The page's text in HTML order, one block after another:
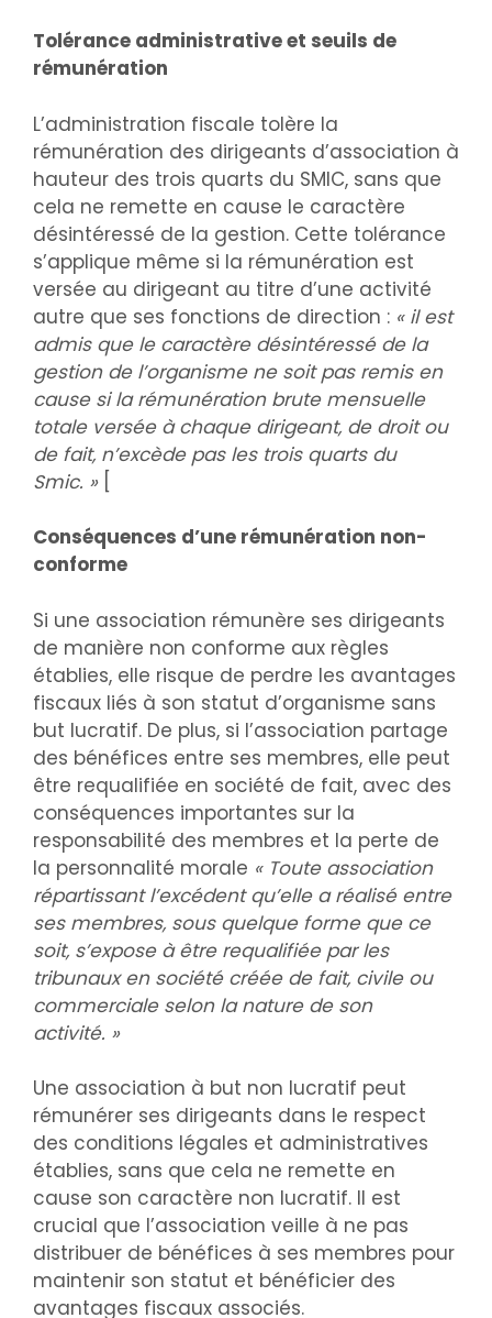
Tolérance administrative et seuils de
rémunération
L’administration fiscale tolère la
rémunération des dirigeants d’association à
hauteur des trois quarts du SMIC, sans que
cela ne remette en cause le caractère
désintéressé de la gestion. Cette tolérance
s’applique même si la rémunération est
versée au dirigeant au titre d’une activité
autre que ses fonctions de direction : « il est
admis que le caractère désintéressé de la
gestion de l’organisme ne soit pas remis en
cause si la rémunération brute mensuelle
totale versée à chaque dirigeant, de droit ou
de fait, n’excède pas les trois quarts du
Smic. »[
Conséquences d’une rémunération non-
conforme
Si une association rémunère ses dirigeants
de manière non conforme aux règles
établies, elle risque de perdre les avantages
fiscaux liés à son statut d’organisme sans
but lucratif. De plus, si l’association partage
des bénéfices entre ses membres, elle peut
être requalifiée en société de fait, avec des
conséquences importantes sur la
responsabilité des membres et la perte de
la personnalité morale « Toute association
répartissant l’excédent qu’elle a réalisé entre
ses membres, sous quelque forme que ce
soit, s’expose à être requalifiée par les
tribunaux en société créée de fait, civile ou
commerciale selon la nature de son
activité. »
Une association à but non lucratif peut
rémunérer ses dirigeants dans le respect
des conditions légales et administratives
établies, sans que cela ne remette en
cause son caractère non lucratif. Il est
crucial que l’association veille à ne pas
distribuer de bénéfices à ses membres pour
maintenir son statut et bénéficier des
avantages fiscaux associés.